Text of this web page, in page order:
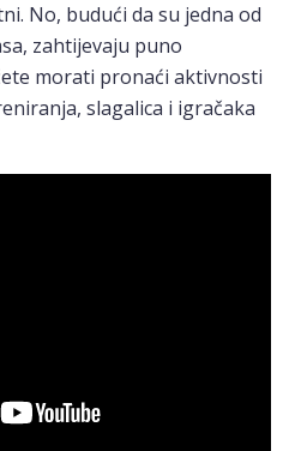
No, budući da su jedna od
zahtijevaju puno
morati pronaći aktivnosti
slagalica i igračaka